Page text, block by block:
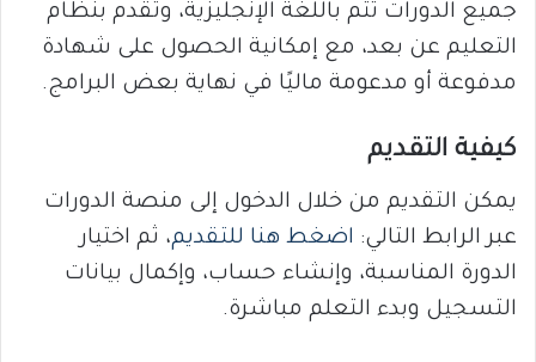
جميع الدورات تتم باللغة الإنجليزية، وتقدم بنظام
التعليم عن بعد، مع إمكانية الحصول على شهادة
مدفوعة أو مدعومة ماليًا في نهاية بعض البرامج.
كيفية التقديم
يمكن التقديم من خلال الدخول إلى منصة الدورات
عبر الرابط التالي: اضغط هنا للتقديم، ثم اختيار
الدورة المناسبة، وإنشاء حساب، وإكمال بيانات
التسجيل وبدء التعلم مباشرة.